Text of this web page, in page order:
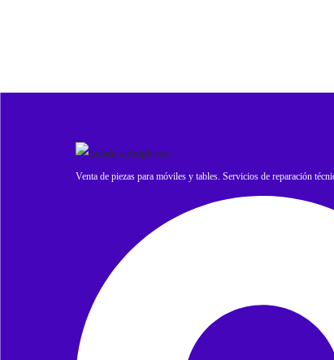
Venta de piezas para móviles y tables. Servicios de reparación